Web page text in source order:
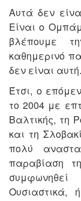
Αυτά δεν
Είναι ο
βλέπουμε
καθημερινό
δεν είναι αυτή.
Έτσι, ο
το 2004 με
Βαλτικής, τη
και τη
πολύ
παραβίαση
Ουσιαστικά,